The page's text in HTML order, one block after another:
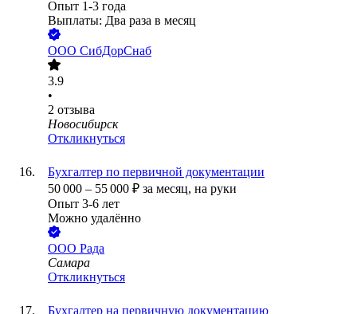
Опыт 1-3 года
Выплаты: Два раза в месяц
ООО СибДорСнаб
3.9
•
2 отзыва
Новосибирск
Откликнуться
Бухгалтер по первичной документации
50 000 – 55 000 ₽ за месяц, на руки
Опыт 3-6 лет
Можно удалённо
ООО Рада
Самара
Откликнуться
Бухгалтер на первичную документацию